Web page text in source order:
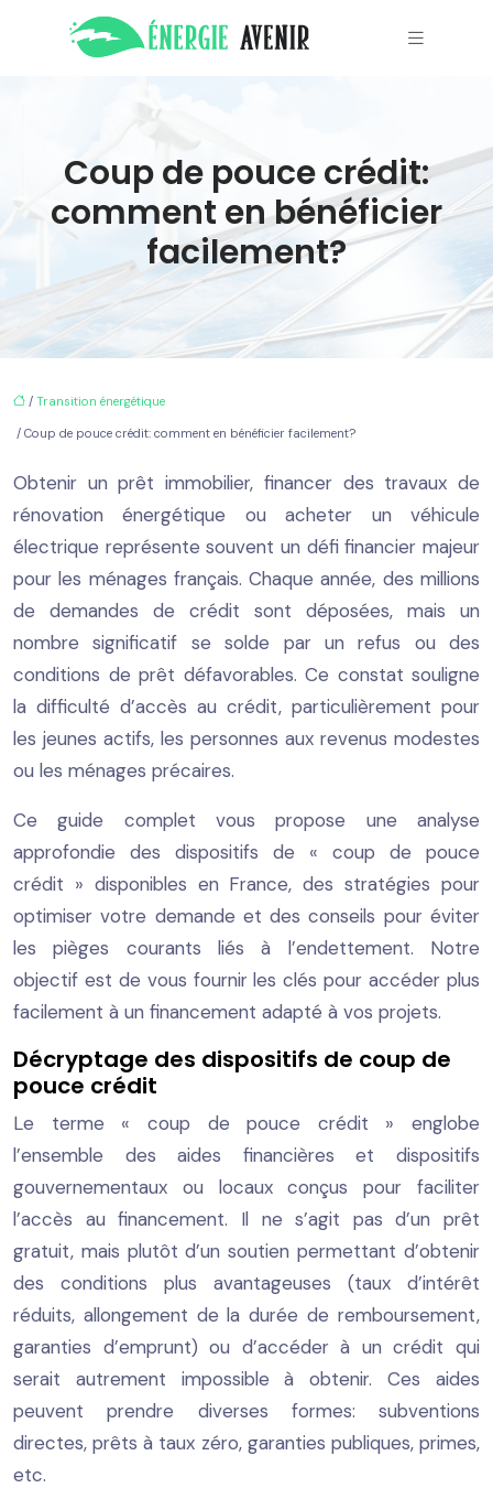
Coup de pouce crédit:
comment en bénéficier
facilement?
/ Transition énergétique
/ Coup de pouce crédit: comment en bénéficier facilement?
Obtenir un prêt immobilier, financer des travaux de
rénovation énergétique ou acheter un véhicule
électrique représente souvent un défi financier majeur
pour les ménages français. Chaque année, des millions
de demandes de crédit sont déposées, mais un
nombre significatif se solde par un refus ou des
conditions de prêt défavorables. Ce constat souligne
la difficulté d’accès au crédit, particulièrement pour
les jeunes actifs, les personnes aux revenus modestes
ou les ménages précaires.
Ce guide complet vous propose une analyse
approfondie des dispositifs de « coup de pouce
crédit » disponibles en France, des stratégies pour
optimiser votre demande et des conseils pour éviter
les pièges courants liés à l’endettement. Notre
objectif est de vous fournir les clés pour accéder plus
facilement à un financement adapté à vos projets.
Décryptage des dispositifs de coup de
pouce crédit
Le terme « coup de pouce crédit » englobe
l’ensemble des aides financières et dispositifs
gouvernementaux ou locaux conçus pour faciliter
l’accès au financement. Il ne s’agit pas d’un prêt
gratuit, mais plutôt d’un soutien permettant d’obtenir
des conditions plus avantageuses (taux d’intérêt
réduits, allongement de la durée de remboursement,
garanties d’emprunt) ou d’accéder à un crédit qui
serait autrement impossible à obtenir. Ces aides
peuvent prendre diverses formes: subventions
directes, prêts à taux zéro, garanties publiques, primes,
etc.